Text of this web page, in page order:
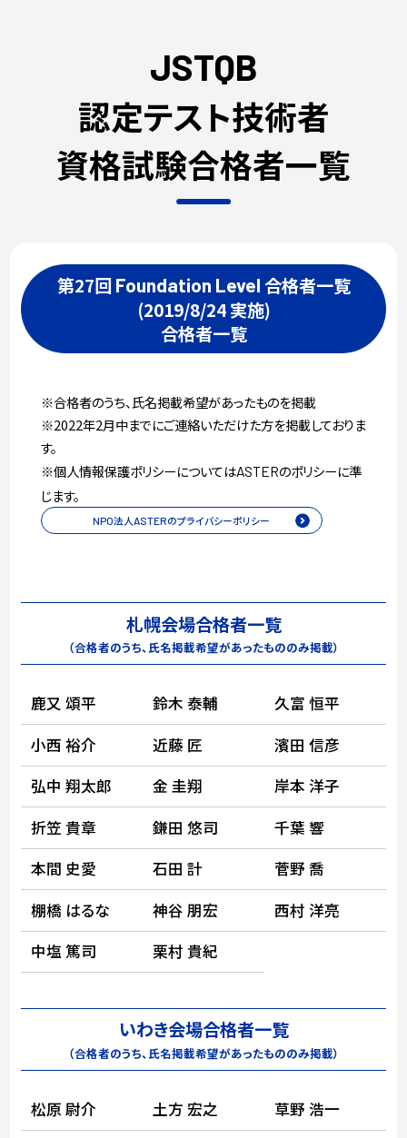
JSTQB
認定テスト技術者
資格試験合格者一覧
第27回 Foundation Level 合格者一覧
(2019/8/24 実施)
合格者一覧
※合格者のうち、氏名掲載希望があったものを掲載
※2022年2月中までにご連絡いただけた方を掲載しておりま
す。
※個人情報保護ポリシーについてはASTERのポリシーに準
じます。
NPO法人ASTERのプライバシーポリシー
札幌会場合格者一覧
（合格者のうち、氏名掲載希望があったもののみ掲載）
鹿又 頌平 鈴木 泰輔
久富 恒平
小西 裕介
近藤 匠
濱田 信彦
弘中 翔太郎
金 圭翔
岸本 洋子
折笠 貴章
鎌田 悠司
千葉 響
本間 史愛
石田 計
菅野 喬
棚橋 はるな
神谷 朋宏
西村 洋亮
中塩 篤司
栗村 貴紀
いわき会場合格者一覧
（合格者のうち、氏名掲載希望があったもののみ掲載）
松原 尉介 土方 宏之
草野 浩一